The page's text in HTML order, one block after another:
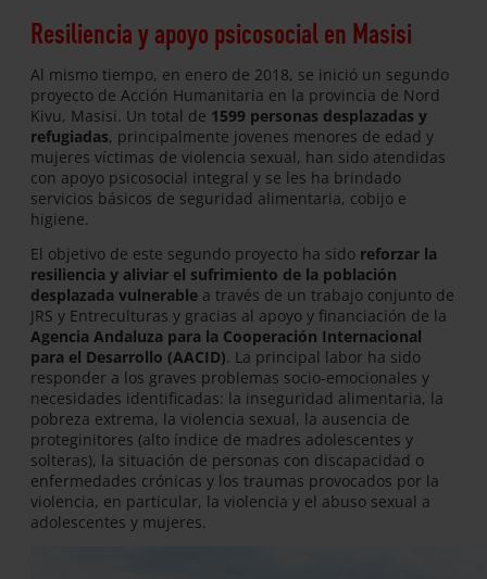
Resiliencia y apoyo psicosocial en Masisi
Al mismo tiempo, en enero de 2018, se inició un segundo
proyecto de Acción Humanitaria en la provincia de Nord
Kivu, Masisi. Un total de 1599 personas desplazadas y
refugiadas, principalmente jovenes menores de edad y
mujeres víctimas de violencia sexual, han sido atendidas
con apoyo psicosocial integral y se les ha brindado
servicios básicos de seguridad alimentaria, cobijo e
higiene.
El objetivo de este segundo proyecto ha sido reforzar la
resiliencia y aliviar el sufrimiento de la población
desplazada vulnerable a través de un trabajo conjunto de
JRS y Entreculturas y gracias al apoyo y financiación de la
Agencia Andaluza para la Cooperación Internacional
para el Desarrollo (AACID). La principal labor ha sido
responder a los graves problemas socio-emocionales y
necesidades identificadas: la inseguridad alimentaria, la
pobreza extrema, la violencia sexual, la ausencia de
proteginitores (alto índice de madres adolescentes y
solteras), la situación de personas con discapacidad o
enfermedades crónicas y los traumas provocados por la
violencia, en particular, la violencia y el abuso sexual a
adolescentes y mujeres.